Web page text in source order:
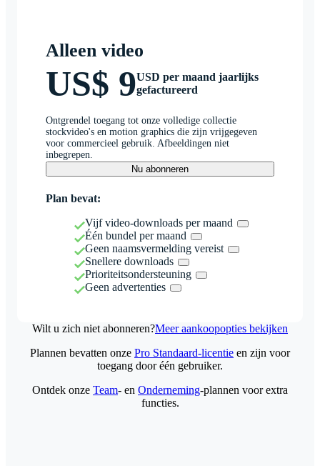
Alleen video
US$ 9USD per maand jaarlijks
gefactureerd
Ontgrendel toegang tot onze volledige collectie
stockvideo's en motion graphics die zijn vrijgegeven
voor commercieel gebruik. Afbeeldingen niet
inbegrepen.
Nu abonneren
Plan bevat:
Vijf video-downloads per maand
Één bundel per maand
Geen naamsvermelding vereist
Snellere downloads
Prioriteitsondersteuning
Geen advertenties
Wilt u zich niet abonneren?Meer aankoopopties bekijken
Plannen bevatten onze Pro Standaard-licentie en zijn voor
toegang door één gebruiker.
Ontdek onze Team- en Onderneming-plannen voor extra
functies.